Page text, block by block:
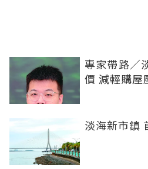
專家帶路／
價 減輕購屋
淡海新市鎮